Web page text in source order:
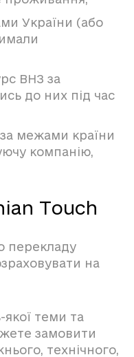
України (або
ВНЗ за
до них під час
за межами країни
компанію,
Touch
перекладу
на
якої теми та
замовити
технічного,